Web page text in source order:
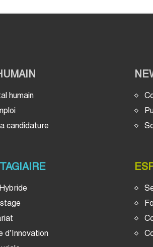
humain
candidature
d’Innovation